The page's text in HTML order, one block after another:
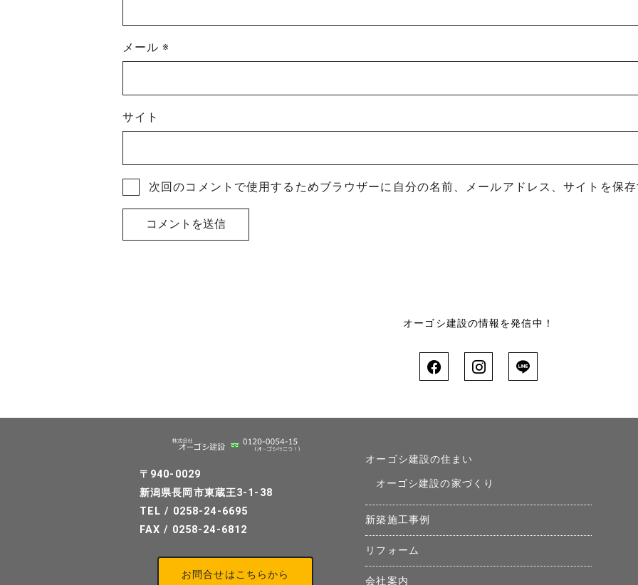
メール※
サイト
次回のコメントで使用するためブラウザーに自分の名前、メールアドレス、サイトを保
オーゴシ建設の情報を発信中！
〒940-0029
新潟県長岡市東蔵王3-1-38
TEL / 0258-24-6695
FAX / 0258-24-6812
お問合せはこちらから
オーゴシ建設の住まい
オーゴシ建設の家づくり
新築施工事例
リフォーム
会社案内